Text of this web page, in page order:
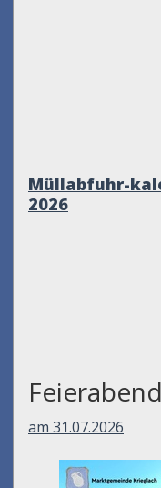
Müllabfuhr-
2026
am 31.07.2026